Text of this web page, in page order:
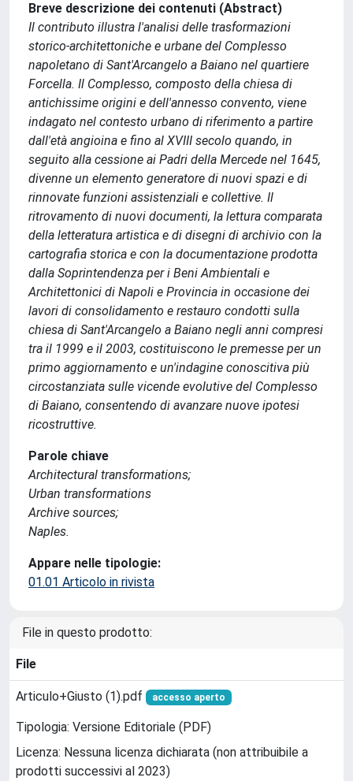
Breve descrizione dei contenuti (Abstract)
Il contributo illustra l'analisi delle trasformazioni
storico-architettoniche e urbane del Complesso
napoletano di Sant'Arcangelo a Baiano nel quartiere
Forcella. Il Complesso, composto della chiesa di
antichissime origini e dell'annesso convento, viene
indagato nel contesto urbano di riferimento a partire
dall'età angioina e fino al XVIII secolo quando, in
seguito alla cessione ai Padri della Mercede nel 1645,
divenne un elemento generatore di nuovi spazi e di
rinnovate funzioni assistenziali e collettive. Il
ritrovamento di nuovi documenti, la lettura comparata
della letteratura artistica e di disegni di archivio con la
cartografia storica e con la documentazione prodotta
dalla Soprintendenza per i Beni Ambientali e
Architettonici di Napoli e Provincia in occasione dei
lavori di consolidamento e restauro condotti sulla
chiesa di Sant'Arcangelo a Baiano negli anni compresi
tra il 1999 e il 2003, costituiscono le premesse per un
primo aggiornamento e un'indagine conoscitiva più
circostanziata sulle vicende evolutive del Complesso
di Baiano, consentendo di avanzare nuove ipotesi
ricostruttive.
Parole chiave
Architectural transformations;
Urban transformations
Archive sources;
Naples.
Appare nelle tipologie:
01.01 Articolo in rivista
File in questo prodotto:
File
Articulo+Giusto (1).pdf accesso aperto
Tipologia: Versione Editoriale (PDF)
Licenza: Nessuna licenza dichiarata (non attribuibile a
prodotti successivi al 2023)